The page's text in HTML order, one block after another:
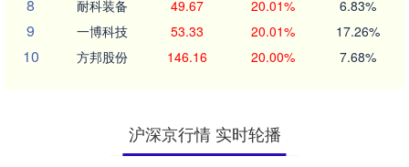
8 耐科装备 49.67 20.01% 6.83%
9 一博科技 53.33 20.01% 17.26%
10 方邦股份 146.16 20.00% 7.68%
沪深京行情 实时轮播